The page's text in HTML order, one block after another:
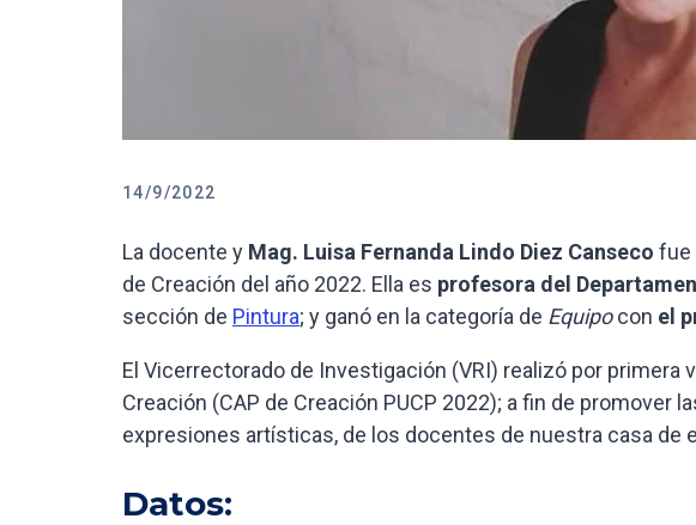
14/9/2022
La docente y Mag. Luisa Fernanda Lindo Diez Canseco fue
de Creación del año 2022. Ella es profesora del
sección de Pintura; y ganó en la categoría de Equipocon el
El Vicerrectorado de Investigación (VRI) realizó por primera
Creación (CAP de Creación PUCP 2022); a fin de promover
expresiones artísticas, de los docentes de nuestra casa de
Datos: